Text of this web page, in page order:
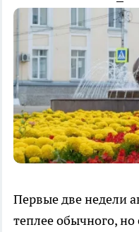
Первые две недели
теплее обычного,